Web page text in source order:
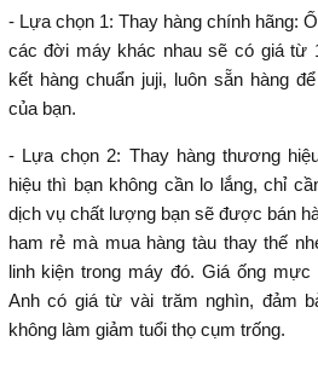
- Lựa chọn 1: Thay hàng chính hãng:
các đời máy khác nhau sẽ có giá từ
kết hàng chuẩn juji, luôn sẵn hàng
của bạn.
- Lựa chọn 2: Thay hàng thương
hiệu thì bạn không cần lo lắng, chỉ
dịch vụ chất lượng bạn sẽ được bán
ham rẻ mà mua hàng tàu thay thế
linh kiện trong máy đó. Giá ống mực
Anh có giá từ vài trăm nghìn, đảm
không làm giảm tuổi thọ cụm trống.